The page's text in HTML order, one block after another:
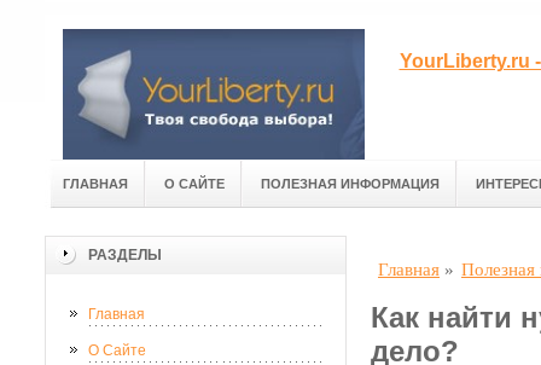
YourLiberty.ru
ГЛАВНАЯ О САЙТЕ ПОЛЕЗНАЯ ИНФОРМАЦИЯ
РАЗДЕЛЫ
Главная
О Сайте
Главная »
Как найти
дело?